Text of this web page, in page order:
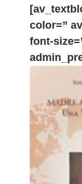
color=”
font-